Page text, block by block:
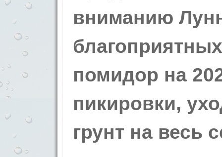
вниманию
помидор на
пикировки,
грунт на весь